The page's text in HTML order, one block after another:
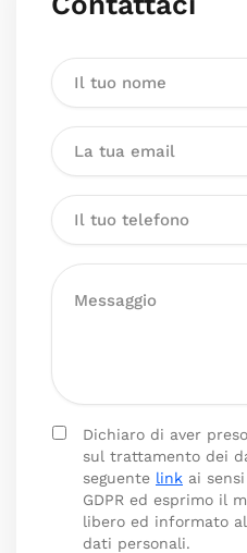
Dichiaro di aver
sul trattamento dei
seguente link ai
GDPR ed esprimo il
libero ed informato
dati personali.